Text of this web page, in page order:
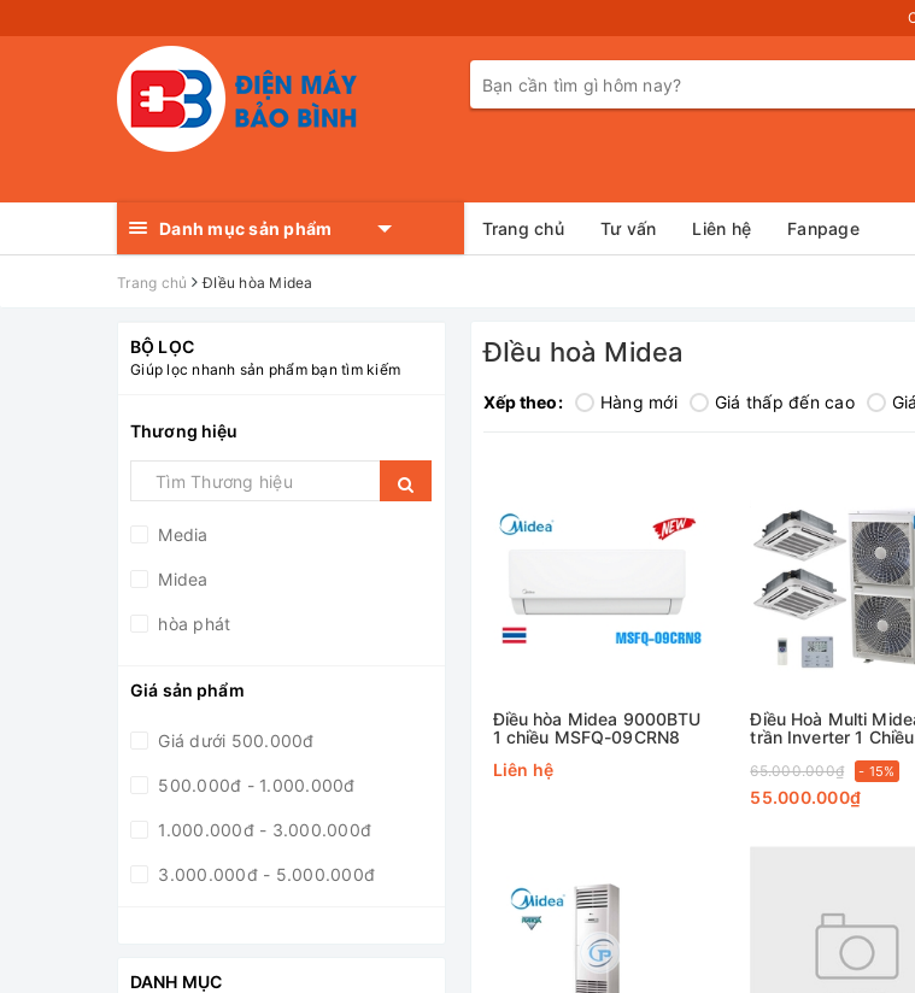
Danh mục sản phẩm Trang chủ Tư vấn Liên hệ Fanpage
Trang chủ ĐIều hòa Midea
BỘ LỌC
Giúp lọc nhanh sản phẩm bạn tìm kiếm
Thương hiệu
Media
Midea
hòa phát
Giá sản phẩm
Giá dưới 500.000đ
500.000đ - 1.000.000đ
1.000.000đ - 3.000.000đ
3.000.000đ - 5.000.000đ
DANH MỤC
ĐIều hoà Midea
Xếp theo: Hàng mới Giá thấp đến cao
Điều hòa Midea 9000BTU
1 chiều MSFQ-09CRN8
Liên hệ
Điều Hoà Multi
trần Inverter 1 Chiều
48HDN1/MOUL-
65.000.000₫ - 15%
55.000.000₫